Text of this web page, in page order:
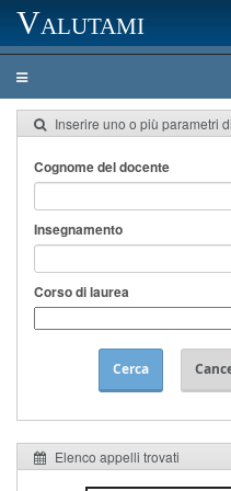
Valutami
Inserire uno o più parametri
Cognome del docente
Insegnamento
Corso di laurea
Cerca
Elenco appelli trovati